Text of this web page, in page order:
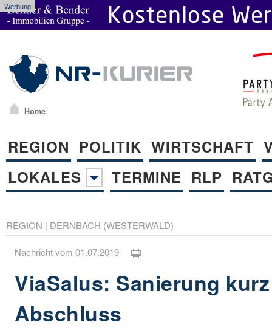
Werbung
Home
REGION POLITIK WIRTSCHAFT
LOKALES
TERMINE RLP
REGION | DERNBACH (WESTERWALD)
Nachricht vom 01.07.2019
ViaSalus: Sanierung
Abschluss